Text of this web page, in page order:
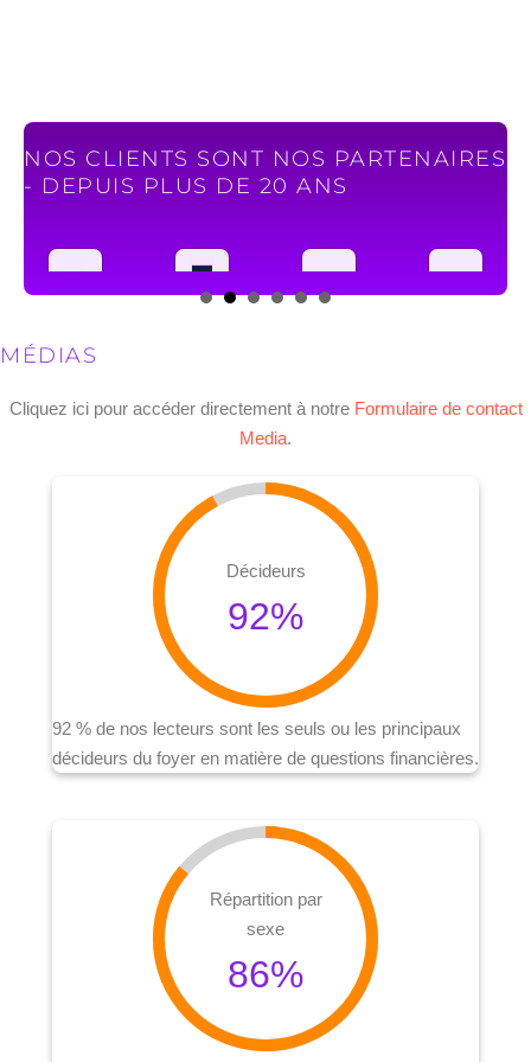
NOS CLIENTS SONT NOS PARTENAIRES
- DEPUIS PLUS DE 20 ANS
MÉDIAS
Cliquez ici pour accéder directement à notre Formulaire de contact
Media.
Décideurs
92%
92 % de nos lecteurs sont les seuls ou les principaux
décideurs du foyer en matière de questions financières.
Répartition par
sexe
86%